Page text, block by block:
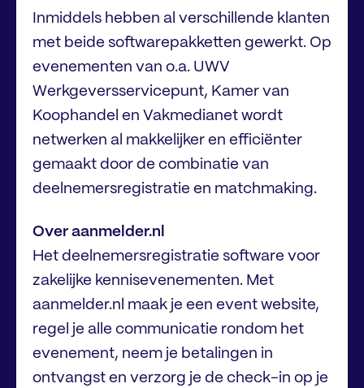
Inmiddels hebben al verschillende klanten
met beide softwarepakketten gewerkt. Op
evenementen van o.a. UWV
Werkgeversservicepunt, Kamer van
Koophandel en Vakmedianet wordt
netwerken al makkelijker en efficiënter
gemaakt door de combinatie van
deelnemersregistratie en matchmaking.
Over aanmelder.nl
Het deelnemersregistratie software voor
zakelijke kennisevenementen. Met
aanmelder.nl maak je een event website,
regel je alle communicatie rondom het
evenement, neem je betalingen in
ontvangst en verzorg je de check-in op je